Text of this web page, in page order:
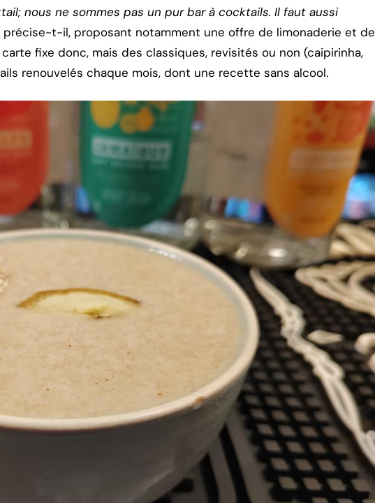
nous ne sommes pas un pur bar à cocktails. Il faut aussi
précise-t-il, proposant notamment une offre de limonaderie et
fixe donc, mais des classiques, revisités ou non (caipirinha,
renouvelés chaque mois, dont une recette sans alcool.